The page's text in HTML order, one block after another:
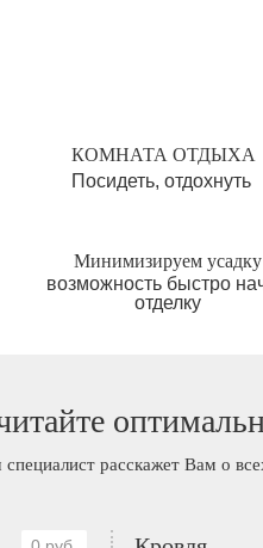
КОМНАТА ОТДЫХА
Посидеть, отдохнуть
Минимизируем усадку
возможность быстро
отделку
специалист расскажет Вам о